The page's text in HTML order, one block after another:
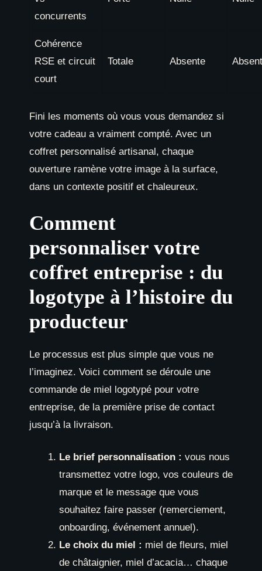
concurrents
Cohérence
RSE et circuit
court
Totale Absente
Fini les moments où vous vous demandez si
votre cadeau a vraiment compté. Avec un
coffret personnalisé artisanal, chaque
ouverture ramène votre image à la surface,
dans un contexte positif et chaleureux.
Comment
personnaliser votre
coffret entreprise : du
logotype à l’histoire du
producteur
Le processus est plus simple que vous ne
l’imaginez. Voici comment se déroule une
commande de miel logotypé pour votre
entreprise, de la première prise de contact
jusqu’à la livraison.
Le brief personnalisation : vous nous
transmettez votre logo, vos couleurs de
marque et le message que vous
souhaitez faire passer (remerciement,
onboarding, événement annuel).
Le choix du miel : miel de fleurs, miel
de châtaignier, miel d’acacia… chaque